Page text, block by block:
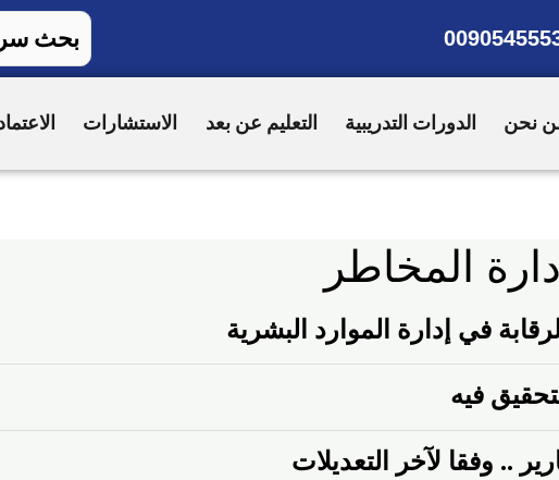
نحن الدورات التدريبية التعليم عن بعد الاستشارات
المخاطر
في إدارة الموارد البشرية
فيه‏
.. وفقا لآخر التعديلات